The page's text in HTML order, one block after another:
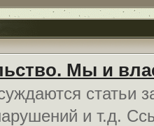
Мы и
статьи
и т.д.